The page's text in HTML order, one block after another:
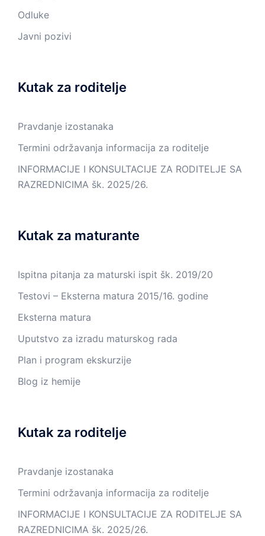
Odluke
Javni pozivi
Kutak za roditelje
Pravdanje izostanaka
Termini održavanja informacija za roditelje
INFORMACIJE I KONSULTACIJE ZA RODITELJE SA
RAZREDNICIMA šk. 2025/26.
Kutak za maturante
Ispitna pitanja za maturski ispit šk. 2019/20
Testovi – Eksterna matura 2015/16. godine
Eksterna matura
Uputstvo za izradu maturskog rada
Plan i program ekskurzije
Blog iz hemije
Kutak za roditelje
Pravdanje izostanaka
Termini održavanja informacija za roditelje
INFORMACIJE I KONSULTACIJE ZA RODITELJE SA
RAZREDNICIMA šk. 2025/26.